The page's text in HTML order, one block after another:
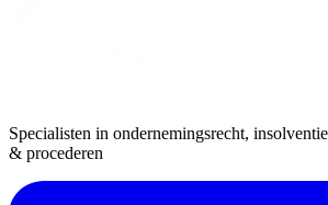
Specialisten in ondernemingsrecht,
& procederen